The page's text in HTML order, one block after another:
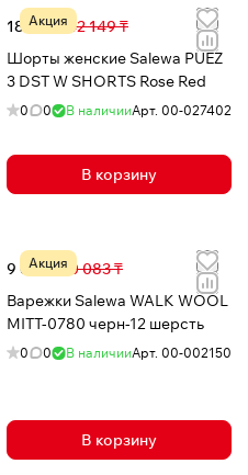
Акция
18 935 ₸ 42 149 ₸
Шорты женские Salewa PUEZ
3 DST W SHORTS Rose Red
0 0 В наличииАрт. 00-027402
В корзину
Акция
9 634 ₸30 083 ₸
Варежки Salewa WALK WOOL
MITT-0780 черн-12 шерсть
0 0 В наличииАрт. 00-002150
В корзину